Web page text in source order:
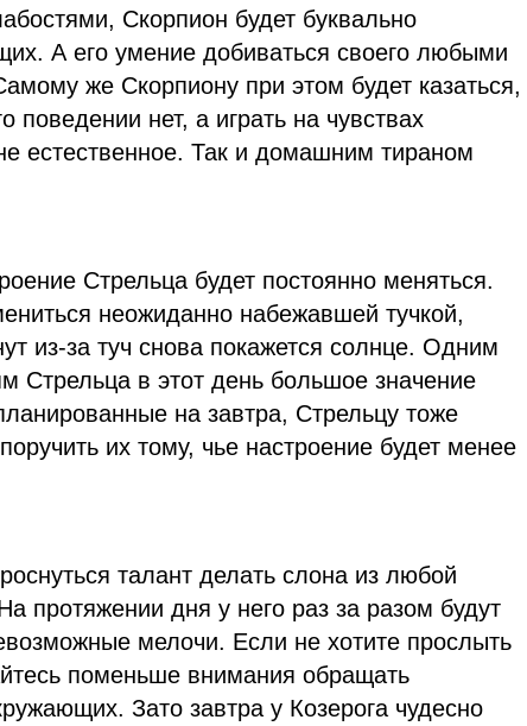
Скорпион будет буквально
А его умение добиваться своего любыми
же Скорпиону при этом будет казаться,
поведении нет, а играть на чувствах
естественное. Так и домашним тираном
Стрельца будет постоянно меняться.
неожиданно набежавшей тучкой,
из-за туч снова покажется солнце. Одним
Стрельца в этот день большое значение
на завтра, Стрельцу тоже
их тому, чье настроение будет менее
талант делать слона из любой
протяжении дня у него раз за разом будут
мелочи. Если не хотите прослыть
поменьше внимания обращать
Зато завтра у Козерога чудесно